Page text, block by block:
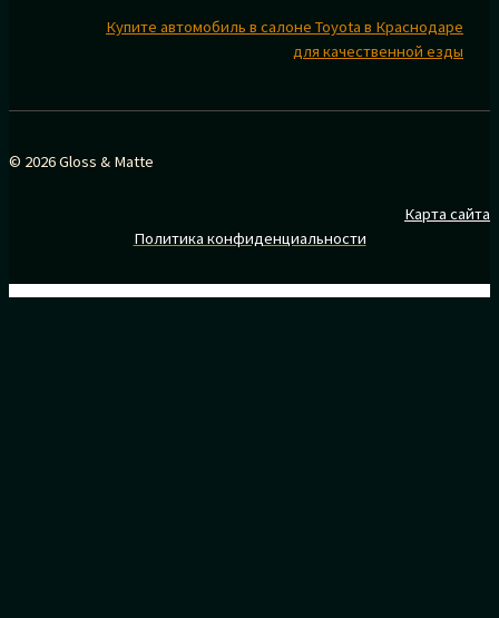
Купите автомобиль в салоне Toyota в Краснодаре
для качественной езды
© 2026 Gloss & Matte
Карта сайта
Политика конфиденциальности